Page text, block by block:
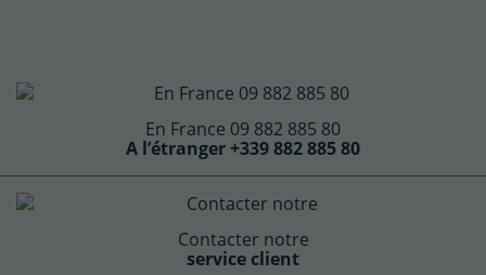
En France 09 882 885 80
A l’étranger +339 882 885 80
Contacter notre
service client